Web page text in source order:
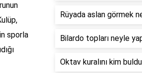
sporla
Rüyada aslan görmek
Bilardo topları neyle
Oktav kuralını kim